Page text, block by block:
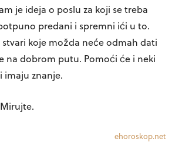
je ideja o poslu za koji se treba
predani i spremni ići u to.
koje možda neće odmah dati
na dobrom putu. Pomoći će i neki
imaju znanje.
Mirujte.
ehoroskop.net